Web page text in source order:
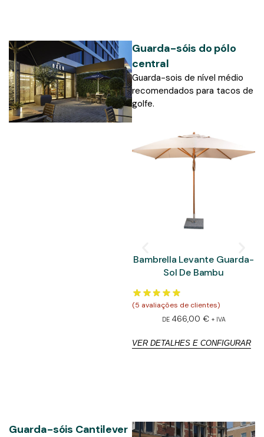
Guarda-sóis do pólo
central
Guarda-sois de nível médio
recomendados para tacos de
golfe.
Bambrella Levante Guarda-
Sol De Bambu
(5 avaliações de clientes)
DE 466,00 € + IVA
VER DETALHES E CONFIGURAR
Guarda-sóis Cantilever